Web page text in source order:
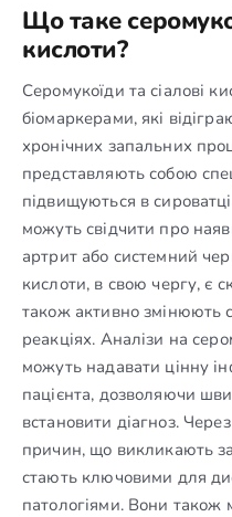
Що таке
кислоти?
Серомукоїди та сіалові
біомаркерами, які
хронічних запальних
представляють собою
підвищуються в
можуть свідчити про
артрит або системний
кислоти, в свою чергу, є
також активно змінюють
реакціях. Аналізи на
можуть надавати цінну
пацієнта, дозволяючи
встановити діагноз.
причин, що викликають
стають ключовими для
патологіями. Вони також